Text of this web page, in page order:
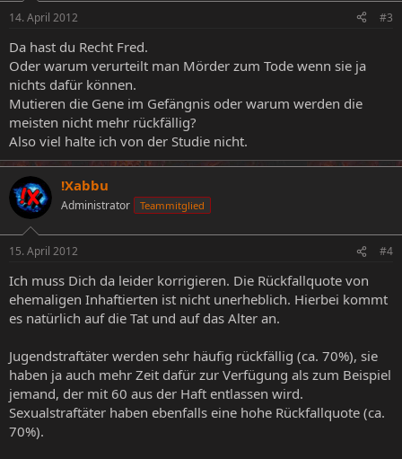
14. April 2012 #3
Da hast du Recht Fred.
Oder warum verurteilt man Mörder zum Tode wenn sie ja
nichts dafür können.
Mutieren die Gene im Gefängnis oder warum werden die
meisten nicht mehr rückfällig?
Also viel halte ich von der Studie nicht.
!Xabbu
Administrator Teammitglied
15. April 2012 #4
Ich muss Dich da leider korrigieren. Die Rückfallquote von
ehemaligen Inhaftierten ist nicht unerheblich. Hierbei kommt
es natürlich auf die Tat und auf das Alter an.
Jugendstraftäter werden sehr häufig rückfällig (ca. 70%), sie
haben ja auch mehr Zeit dafür zur Verfügung als zum Beispiel
jemand, der mit 60 aus der Haft entlassen wird.
Sexualstraftäter haben ebenfalls eine hohe Rückfallquote (ca.
70%).